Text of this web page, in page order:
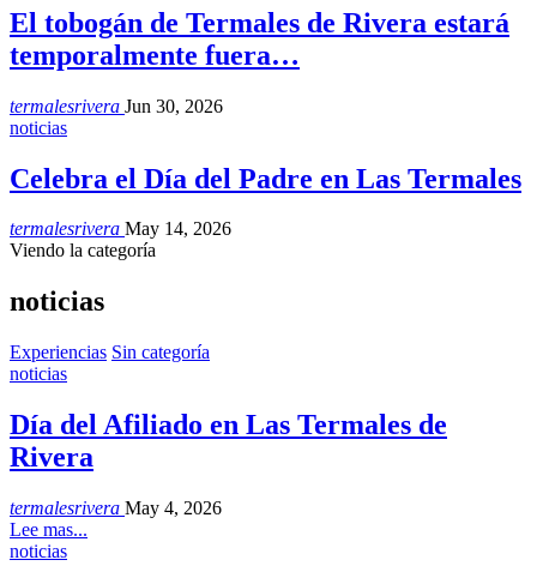
El tobogán de Termales de Rivera estará
temporalmente fuera…
termalesrivera Jun 30, 2026
noticias
Celebra el Día del Padre en Las Termales
termalesrivera May 14, 2026
Viendo la categoría
noticias
Experiencias Sin categoría
noticias
Día del Afiliado en Las Termales de
Rivera
termalesrivera May 4, 2026
Lee mas...
noticias